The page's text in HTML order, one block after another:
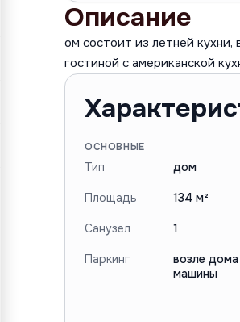
Описание
ом состоит из летней кухни,
гостиной с американской
ОСНОВНЫЕ
Тип дом
Площадь 134 м²
Санузел 1
Паркинг
возле
машины